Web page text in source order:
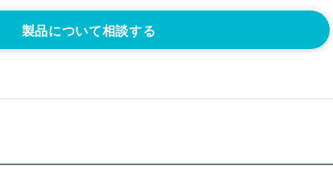
製品について相談する